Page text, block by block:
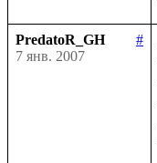
PredatoR_GH
#
7 янв. 2007